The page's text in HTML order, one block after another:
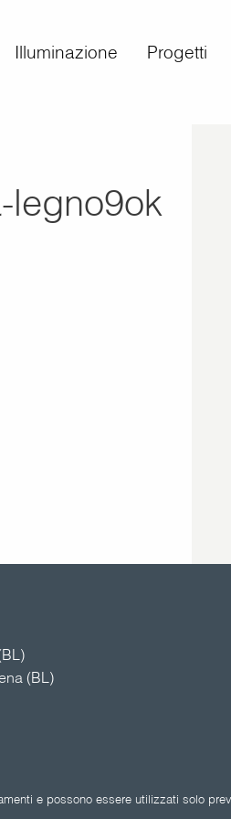
Illuminazione Progetti
legno9ok
(BL)
e possono essere utilizzati solo